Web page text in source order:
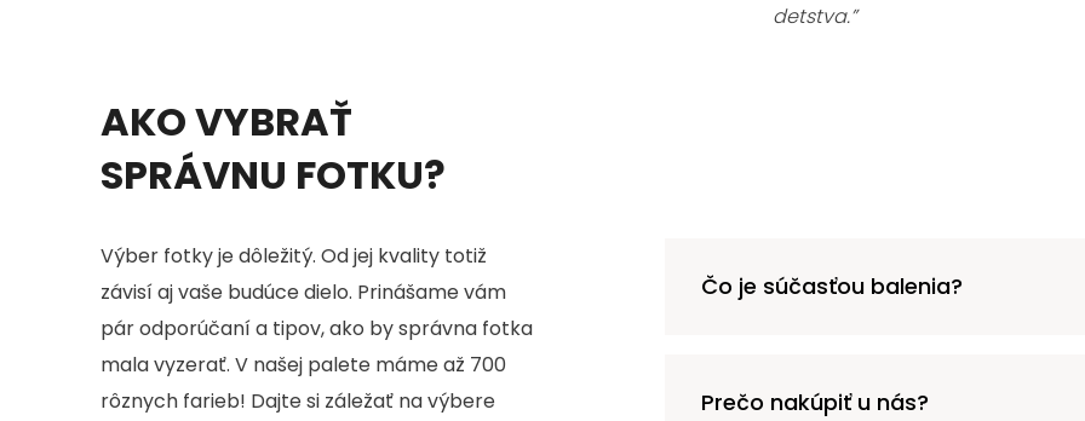
detstva.”
AKO VYBRAŤ
SPRÁVNU FOTKU?
Výber fotky je dôležitý. Od jej kvality totiž
závisí aj vaše budúce dielo. Prinášame vám
pár odporúčaní a tipov, ako by správna fotka
mala vyzerať. V našej palete máme až 700
rôznych farieb! Dajte si záležať na výbere
Čo je súčasťou balenia?
Prečo nakúpiť u nás?